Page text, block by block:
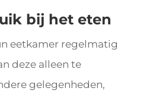
bij het eten
eetkamer regelmatig
deze alleen te
gelegenheden,